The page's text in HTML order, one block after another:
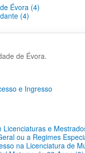
Évora (4)
(4)
de Évora.
e Ingresso
e
ou a Regimes
na Licenciatura de